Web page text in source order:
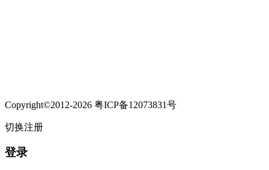
Copyright©2012-2026 粤ICP备12073831号
切换注册
登录